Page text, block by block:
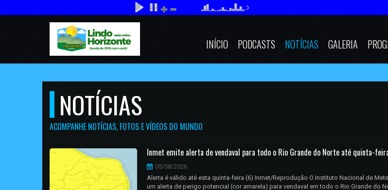
INÍCIO PODCASTS NOTÍCIAS GALERIA
NOTÍCIAS
ACOMPANHE NOTÍCIAS, FOTOS E VÍDEOS DO MUNDO
Inmet emite alerta de vendaval para todo o Rio Grande do Norte até quinta-
05/08/2026
Alerta é válido até esta quinta-feira (6) Inmet/Reprodução O Instituto Nacional de
um alerta de perigo potencial (cor amarela) para vendaval em todo o Rio Grande do